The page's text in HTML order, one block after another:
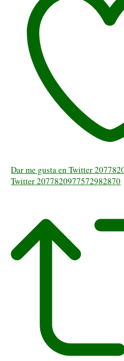
Dar me gusta en Twitter
Twitter2077820977572982870